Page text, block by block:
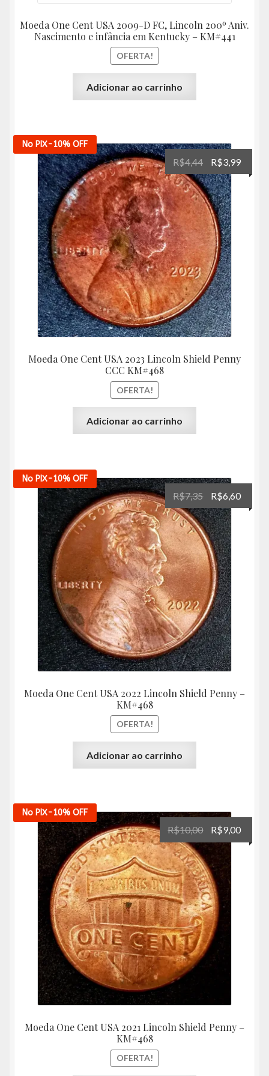
Moeda One Cent USA 2009-D FC, Lincoln 200º Aniv.
Nascimento e infância em Kentucky – KM#441
OFERTA!
Adicionar ao carrinho
No PIX-10% OFF
Moeda One Cent USA 2023 Lincoln Shield Penny
CCC KM#468
OFERTA!
R$4,44
O
preço
original
era:
R$4,44.
R$3,99O
preço
Adicionar ao carrinho
No PIX-10% OFF
Moeda One Cent USA 2022 Lincoln Shield Penny –
KM#468
OFERTA!
R$7,35
O
preço
original
era:
R$7,35.
R$6,60O
preço
Adicionar ao carrinho
No PIX-10% OFF
Moeda One Cent USA 2021 Lincoln Shield Penny –
KM#468
OFERTA!
R$10,00
O
preço
original
era:
R$10,00.
R$9,00O
preço